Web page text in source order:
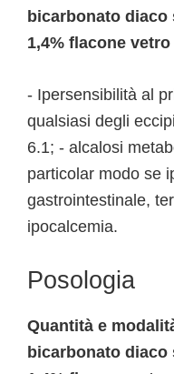
bicarbonato
1,4% flacone vetro
- Ipersensibilità al
qualsiasi degli
6.1; - alcalosi
particolar modo se
gastrointestinale,
ipocalcemia.
Posologia
Quantità e
bicarbonato